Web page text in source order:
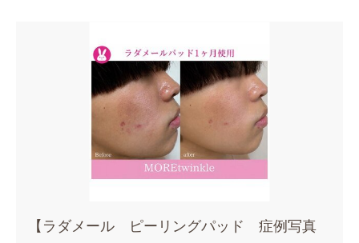
【ラダメール ピーリングパッド 症例写真